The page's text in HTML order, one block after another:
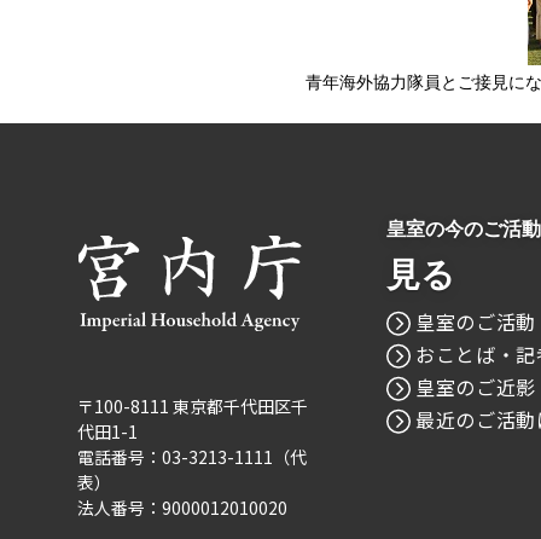
青年海外協力隊員とご接見に
〒100-8111 東京都千代田区千
代田1-1
電話番号：03-3213-1111（代
表）
法人番号：9000012010020
皇室の今のご活
見る
皇室のご活
おことば・
皇室のご近影
最近のご活